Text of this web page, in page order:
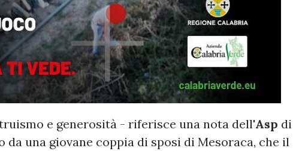
e generosità - riferisce una nota dell'Asp di
una giovane coppia di sposi di Mesoraca, che il